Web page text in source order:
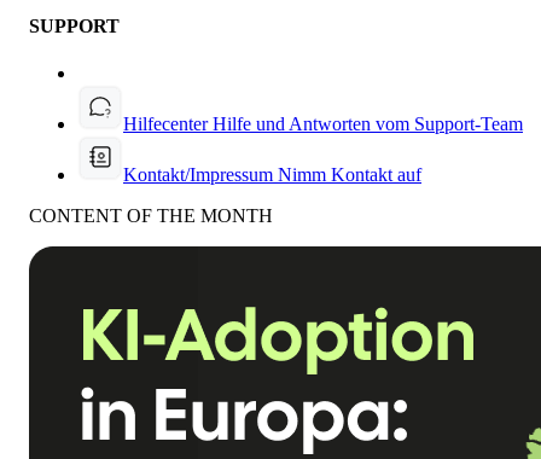
SUPPORT
HilfecenterHilfe und Antworten vom Support-Team
Kontakt/Impressum Nimm Kontakt auf
CONTENT OF THE MONTH